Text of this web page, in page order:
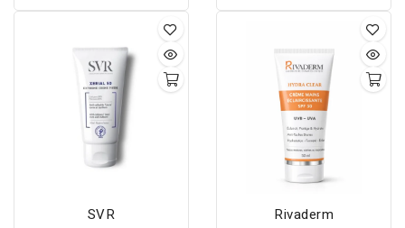
jours contient une
d’actif : l’anti-transpirant
micro-affiné. Il est 2 fois
plus petit que les actifs
classiques pour une
action ciblée directement
fragrance fraîche et
pétillantes pour une
sensation de douceur et
d’élégance au quotidien.
SVR Rivaderm